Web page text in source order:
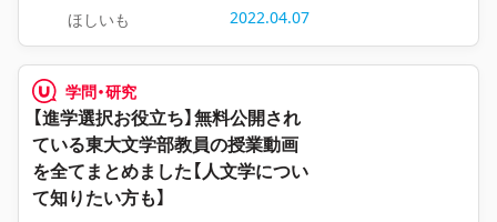
ほしいも 2022.04.07
学問・研究
【進学選択お役立ち】無料公開され
ている東大文学部教員の授業動画
を全てまとめました【人文学につい
て知りたい方も】